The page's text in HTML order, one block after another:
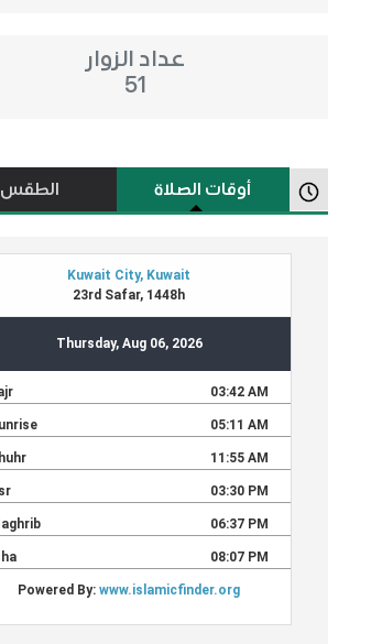
عداد الزوار
51
أوقات الصلاة الطقس